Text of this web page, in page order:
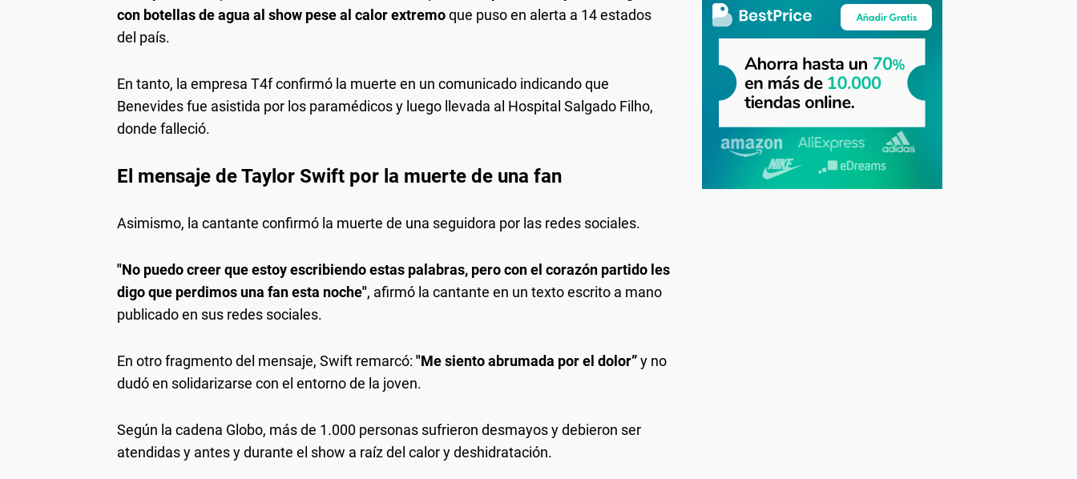
con botellas de agua al show pese al calor extremoque puso en alerta a 14 estados
del país.
En tanto, la empresa T4f confirmó la muerte en un comunicado indicando que
Benevides fue asistida por los paramédicos y luego llevada al Hospital Salgado Filho,
donde falleció.
El mensaje de Taylor Swift por la muerte de una fan
Asimismo, la cantante confirmó la muerte de una seguidora por las redes sociales.
"No puedo creer que estoy escribiendo estas palabras, pero con el corazón partido les
digo que perdimos una fan esta noche", afirmó la cantante en un texto escrito a mano
publicado en sus redes sociales.
En otro fragmento del mensaje, Swift remarcó: "Me siento abrumada por el dolor”y no
dudó en solidarizarse con el entorno de la joven.
Según la cadena Globo, más de 1.000 personas sufrieron desmayos y debieron ser
atendidas y antes y durante el show a raíz del calor y deshidratación.